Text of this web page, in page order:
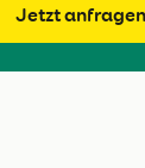
Jetzt anfragen